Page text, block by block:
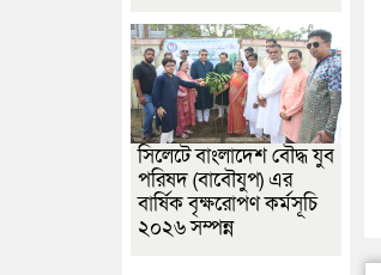
সিলেটে বাংলাদেশ বৌদ্ধ যুব
পরিষদ (বাবৌযুপ) এর
বার্ষিক বৃক্ষরোপণ কর্মসূচি
২০২৬ সম্পন্ন